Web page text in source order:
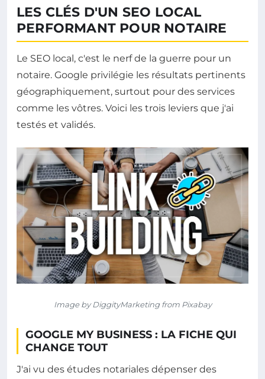
LES CLÉS D'UN SEO LOCAL
PERFORMANT POUR NOTAIRE
Le SEO local, c'est le nerf de la guerre pour un
notaire. Google privilégie les résultats pertinents
géographiquement, surtout pour des services
comme les vôtres. Voici les trois leviers que j'ai
testés et validés.
Image by DiggityMarketing from Pixabay
GOOGLE MY BUSINESS : LA FICHE QUI
CHANGE TOUT
J'ai vu des études notariales dépenser des